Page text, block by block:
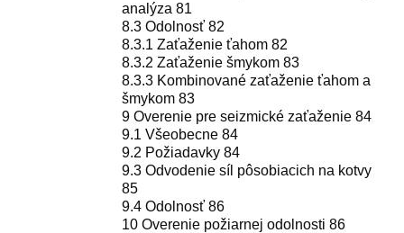
analýza 81
8.3 Odolnosť 82
8.3.1 Zaťaženie ťahom 82
8.3.2 Zaťaženie šmykom 83
8.3.3 Kombinované zaťaženie ťahom a
šmykom 83
9 Overenie pre seizmické zaťaženie 84
9.1 Všeobecne 84
9.2 Požiadavky 84
9.3 Odvodenie síl pôsobiacich na kotvy
85
9.4 Odolnosť 86
10 Overenie požiarnej odolnosti 86